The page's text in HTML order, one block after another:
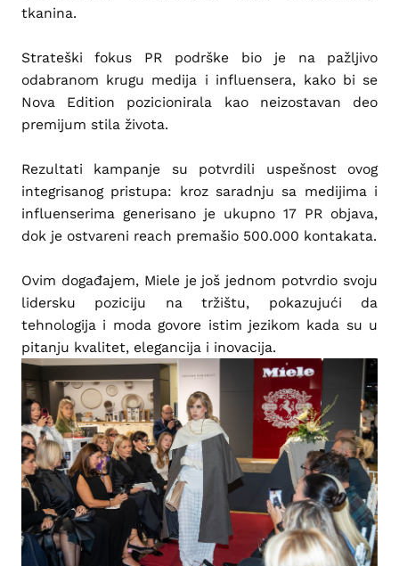
tkanina.
Strateški fokus PR podrške bio je na pažljivo
odabranom krugu medija i influensera, kako bi se
Nova Edition pozicionirala kao neizostavan deo
premijum stila života.
Rezultati kampanje su potvrdili uspešnost ovog
integrisanog pristupa: kroz saradnju sa medijima i
influenserima generisano je ukupno 17 PR objava,
dok je ostvareni reach premašio 500.000 kontakata.
Ovim događajem, Miele je još jednom potvrdio svoju
lidersku poziciju na tržištu, pokazujući da
tehnologija i moda govore istim jezikom kada su u
pitanju kvalitet, elegancija i inovacija.